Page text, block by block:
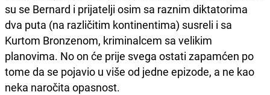
su se Bernard i prijatelji osim sa raznim diktatorima
dva puta (na različitim kontinentima) susreli i sa
Kurtom Bronzenom, kriminalcem sa velikim
planovima. No on će prije svega ostati zapamćen po
tome da se pojavio u više od jedne epizode, a ne kao
neka naročita opasnost.